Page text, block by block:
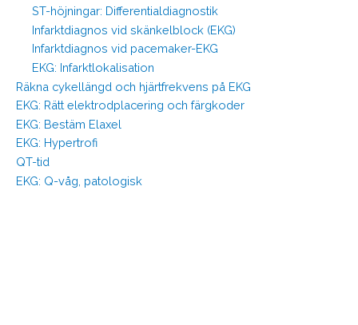
ST-höjningar: Differentialdiagnostik
Infarktdiagnos vid skänkelblock (EKG)
Infarktdiagnos vid pacemaker-EKG
EKG: Infarktlokalisation
Räkna cykellängd och hjärtfrekvens på EKG
EKG: Rätt elektrodplacering och färgkoder
EKG: Bestäm Elaxel
EKG: Hypertrofi
QT-tid
EKG: Q-våg, patologisk